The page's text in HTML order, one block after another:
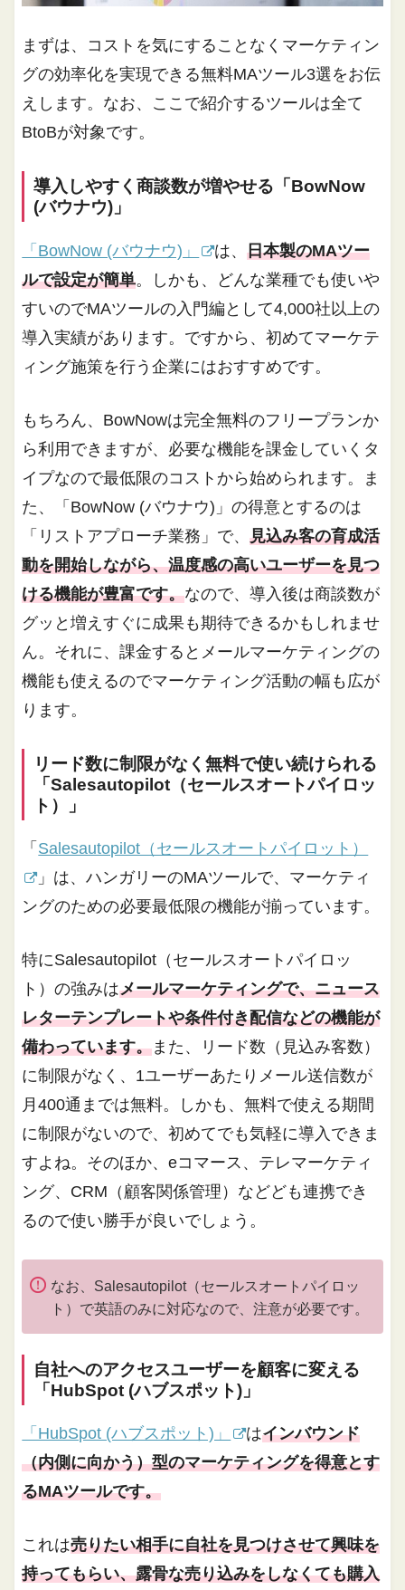
まずは、コストを気にすることなくマーケティン
グの効率化を実現できる無料MAツール3選をお伝
えします。なお、ここで紹介するツールは全て
BtoBが対象です。
導入しやすく商談数が増やせる「BowNow
(バウナウ)」
「BowNow (バウナウ)」 は、日本製のMAツー
ルで設定が簡単。しかも、どんな業種でも使いや
すいのでMAツールの入門編として4,000社以上の
導入実績があります。ですから、初めてマーケテ
ィング施策を行う企業にはおすすめです。
もちろん、BowNowは完全無料のフリープランか
ら利用できますが、必要な機能を課金していくタ
イプなので最低限のコストから始められます。ま
た、「BowNow (バウナウ)」の得意とするのは
「リストアプローチ業務」で、見込み客の育成活
動を開始しながら、温度感の高いユーザーを見つ
ける機能が豊富です。なので、導入後は商談数が
グッと増えすぐに成果も期待できるかもしれませ
ん。それに、課金するとメールマーケティングの
機能も使えるのでマーケティング活動の幅も広が
ります。
リード数に制限がなく無料で使い続けられる
「Salesautopilot（セールスオートパイロッ
ト）」
「 Salesautopilot（セールスオートパイロット）
」は、ハンガリーのMAツールで、マーケティ
ングのための必要最低限の機能が揃っています。
特にSalesautopilot（セールスオートパイロッ
ト）の強みはメールマーケティングで、ニュース
レターテンプレートや条件付き配信などの機能が
備わっています。 また、リード数（見込み客数）
に制限がなく、1ユーザーあたりメール送信数が
月400通までは無料。しかも、無料で使える期間
に制限がないので、初めてでも気軽に導入できま
すよね。そのほか、eコマース、テレマーケティ
ング、CRM（顧客関係管理）などども連携でき
るので使い勝手が良いでしょう。
なお、Salesautopilot（セールスオートパイロッ
ト）で英語のみに対応なので、注意が必要です。
自社へのアクセスユーザーを顧客に変える
「HubSpot (ハブスポット)」
「HubSpot (ハブスポット)」 はインバウンド
（内側に向かう）型のマーケティングを得意とす
るMAツールです。
これは売りたい相手に自社を見つけさせて興味を
持ってもらい、露骨な売り込みをしなくても購入